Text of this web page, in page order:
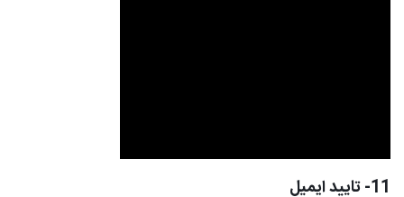
11- تایید ایمیل